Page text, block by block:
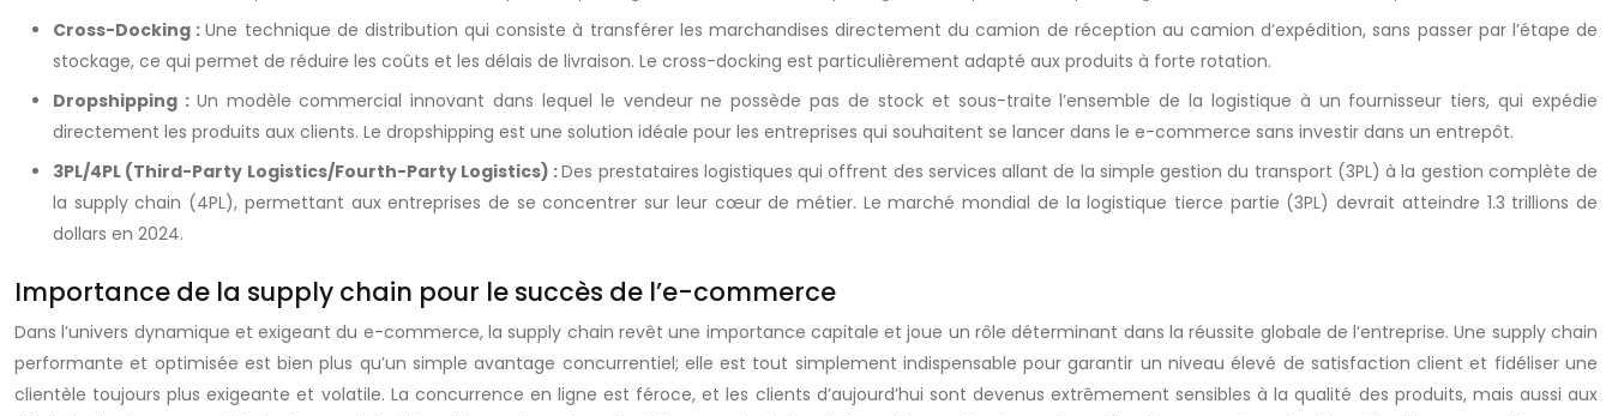
Cross-Docking :Une technique de distribution qui consiste à transférer les marchandises directement du camion de réception au camion d’expédition, sans passer par l’étape de
stockage, ce qui permet de réduire les coûts et les délais de livraison. Le cross-docking est particulièrement adapté aux produits à forte rotation.
Dropshipping : Un modèle commercial innovant dans lequel le vendeur ne possède pas de stock et sous-traite l’ensemble de la logistique à un fournisseur tiers, qui expédie
directement les produits aux clients. Le dropshipping est une solution idéale pour les entreprises qui souhaitent se lancer dans le e-commerce sans investir dans un entrepôt.
3PL/4PL (Third-Party Logistics/Fourth-Party Logistics) :Des prestataires logistiques qui offrent des services allant de la simple gestion du transport (3PL) à la gestion complète de
la supply chain (4PL), permettant aux entreprises de se concentrer sur leur cœur de métier. Le marché mondial de la logistique tierce partie (3PL) devrait atteindre 1.3 trillions de
dollars en 2024.
Importance de la supply chain pour le succès de l’e-commerce
Dans l’univers dynamique et exigeant du e-commerce, la supply chain revêt une importance capitale et joue un rôle déterminant dans la réussite globale de l’entreprise. Une supply chain
performante et optimisée est bien plus qu’un simple avantage concurrentiel; elle est tout simplement indispensable pour garantir un niveau élevé de satisfaction client et fidéliser une
clientèle toujours plus exigeante et volatile. La concurrence en ligne est féroce, et les clients d’aujourd’hui sont devenus extrêmement sensibles à la qualité des produits, mais aussi aux